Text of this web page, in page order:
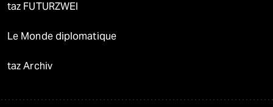
taz FUTURZWEI
Le Monde diplomatique
taz Archiv